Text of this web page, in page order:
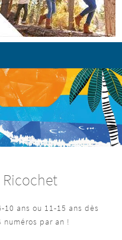
ans ou 11-15 ans dès
numéros par an !